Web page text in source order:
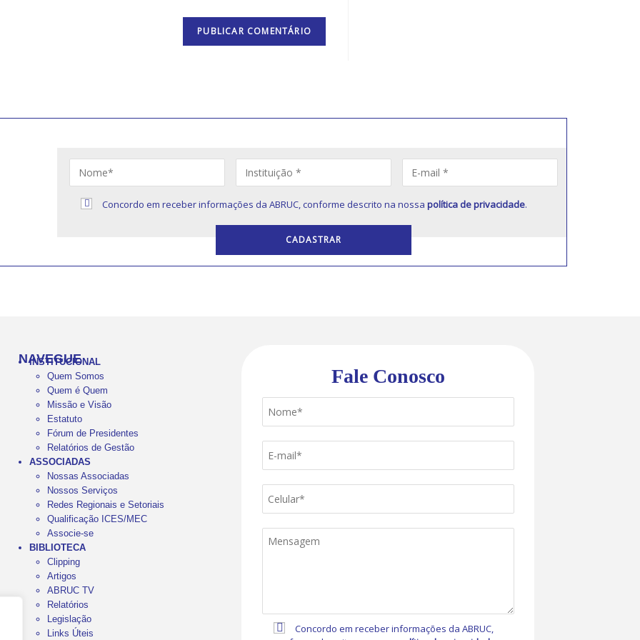
Concordo em receber informações da ABRUC, conforme descrito na nossapolítica de privacidade.
NAVEGUE
INSTITUCIONAL
Quem Somos
Quem é Quem
Missão e Visão
Estatuto
Fórum de Presidentes
Relatórios de Gestão
ASSOCIADAS
Nossas Associadas
Nossos Serviços
Redes Regionais e Setoriais
Qualificação ICES/MEC
Associe-se
BIBLIOTECA
Clipping
Artigos
ABRUC TV
Relatórios
Legislação
Links Úteis
Fale Conosco
Concordo em receber informações da ABRUC,